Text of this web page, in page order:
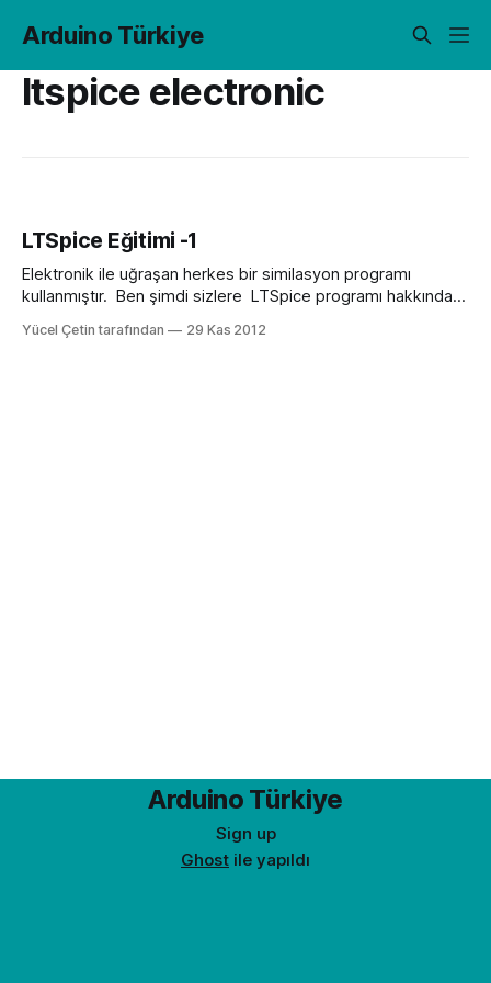
Arduino Türkiye
ltspice electronic
LTSpice Eğitimi -1
Elektronik ile uğraşan herkes bir similasyon programı
kullanmıştır. Ben şimdi sizlere LTSpice programı hakkında
yapacağım fakat daha bir devre bile kurmadım hocam
Yücel Çetin tarafından 29 Kas 2012
Arduino Türkiye
Sign up
Ghost ile yapıldı